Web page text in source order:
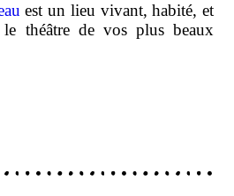
est un lieu vivant, habité, et
théâtre de vos plus beaux